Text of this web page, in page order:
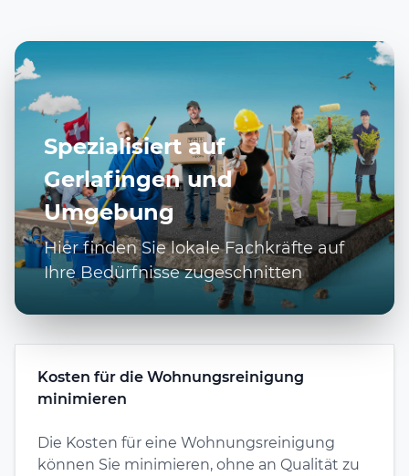
Spezialisiert auf
Gerlafingen und
Umgebung
Hier finden Sie lokale Fachkräfte auf
Ihre Bedürfnisse zugeschnitten
Kosten für die Wohnungsreinigung
minimieren
Die Kosten für eine Wohnungsreinigung
können Sie minimieren, ohne an Qualität zu